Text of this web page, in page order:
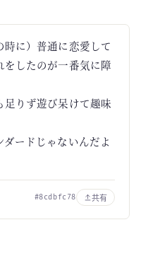
に）普通に恋愛して
したのが一番気に障
りず遊び呆けて趣味
ードじゃないんだよ
#8cdbfc78 共有